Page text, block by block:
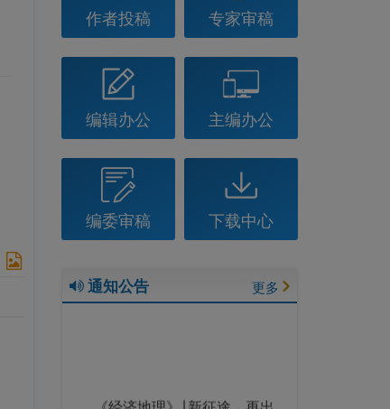
作者投稿 专家审稿
编辑办公 主编办公
编委审稿 下载中心
通知公告 更多
《经济地理》∣ 新征途，再出